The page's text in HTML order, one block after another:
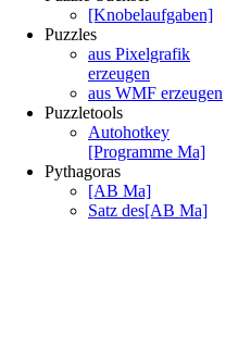
[Knobelaufgaben]
Puzzles
aus Pixelgrafik
erzeugen
aus WMF erzeugen
Puzzletools
Autohotkey
[Programme Ma]
Pythagoras
[AB Ma]
Satz des[AB Ma]